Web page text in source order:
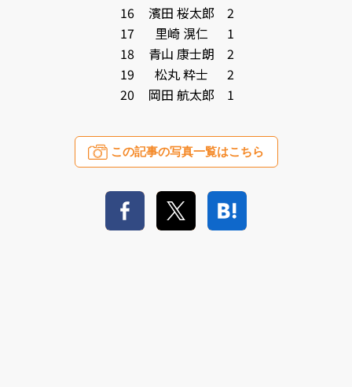
16
濱田 桜太郎
2
17
里崎 滉仁
1
18
青山 康士朗
2
19
松丸 粋士
2
20
岡田 航太郎 1
この記事の写真一覧はこちら